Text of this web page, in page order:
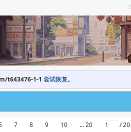
t643476-1-1 尝试恢复。
7 8 9 10 ... 20 /